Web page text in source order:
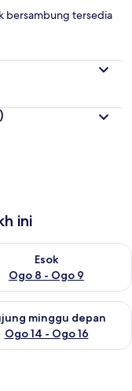
bersambung tersedia
ini
7 - Ogo 8
Esok
Ogo 8 - Ogo 9
ketersediaan untuk
ini Ogo 7 - Ogo 9
minggu depan
Ogo 14 - Ogo 16
ketersediaan untuk